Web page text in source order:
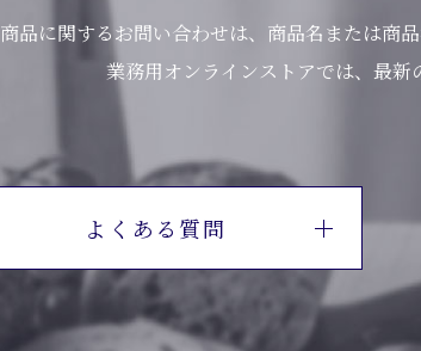
商品に関するお問い合わせは、商品名または商
業務用オンラインストアでは、最新
よくある質問